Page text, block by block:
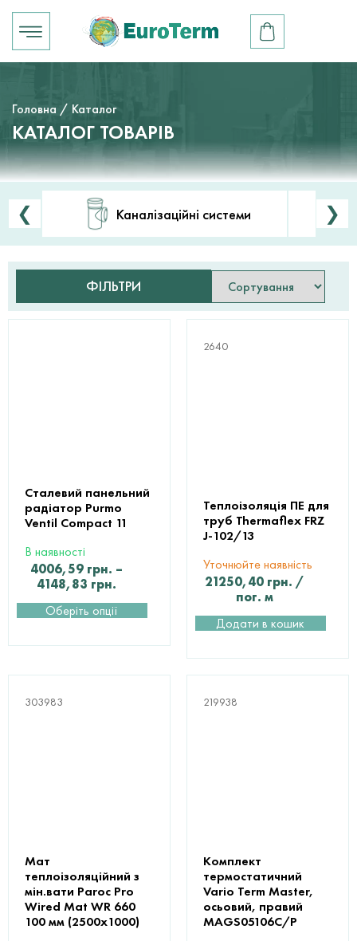
Головна / Каталог
КАТАЛОГ ТОВАРІВ
❮ Каналізаційні системи ❯
ФІЛЬТРИ
Сталевий панельний
радіатор Purmo
Ventil Compact 11
В наявності
4006,59 грн. –
4148,83 грн.
Оберіть опції
2640
Теплоізоляція ПЕ для
труб Thermaflex FRZ
J-102/13
Уточнюйте наявність
21250,40 грн. /
пог. м
Додати в кошик
303983
Мат
теплоізоляційний з
мін.вати Paroc Pro
Wired Mat WR 660
100 мм (2500х1000)
219938
Комплект
термостатичний
Vario Term Master,
осьовий, правий
MAGS05106C/P